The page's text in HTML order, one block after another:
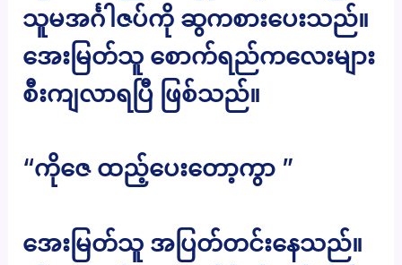
သူမအင်္ဂါဇပ်ကို ဆွကစားပေးသည်။
အေးမြတ်သူ စောက်ရည်ကလေးများ
စီးကျလာရပြီ ဖြစ်သည်။
“ကိုဇေ ထည့်ပေးတော့ကွာ ”
အေးမြတ်သူ အပြတ်တင်းနေသည်။